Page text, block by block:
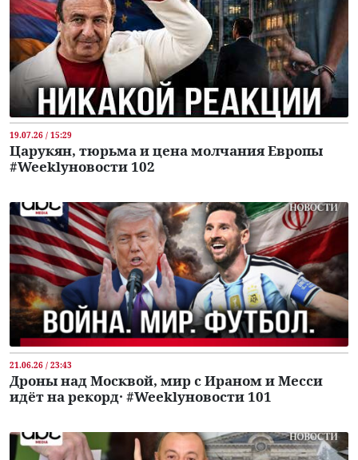
19.07.26 / 15:29
Царукян, тюрьма и цена молчания Европы
#Weeklyновости 102
21.06.26 / 23:43
Дроны над Москвой, мир с Ираном и Месси
идёт на рекорд․ #Weeklyновости 101